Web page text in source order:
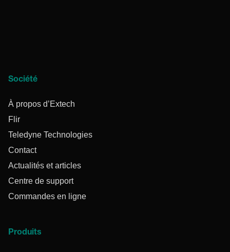
Société
À propos d’Extech
Flir
Teledyne Technologies
Contact
Actualités et articles
Centre de support
Commandes en ligne
Produits